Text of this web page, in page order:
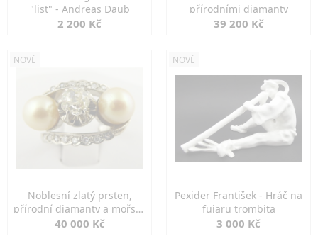
"list" - Andreas Daub
2 200 Kč
přírodními diamanty
39 200 Kč
NOVÉ
Noblesní zlatý prsten,
přírodní diamanty a mořské
perly
40 000 Kč
NOVÉ
Pexider František - Hráč na
fujaru trombita
3 000 Kč